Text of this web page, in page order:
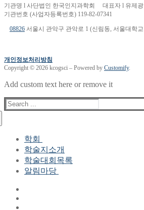
기관명 l 사단법인 한국인지과학회 대표자 l 유제광
기관번호 (사업자등록번호) 119-82-07341
08826 서울시 관악구 관악로 1 (신림동, 서울대학
개인정보처리방침
Copyright © 2026 kcogsci – Powered by Customify.
Add custom text here or remove it
Search
for:
학회
학회장 인사말
현 임원진
역대 임원진
학술지소개
학술대회목록
알림마당